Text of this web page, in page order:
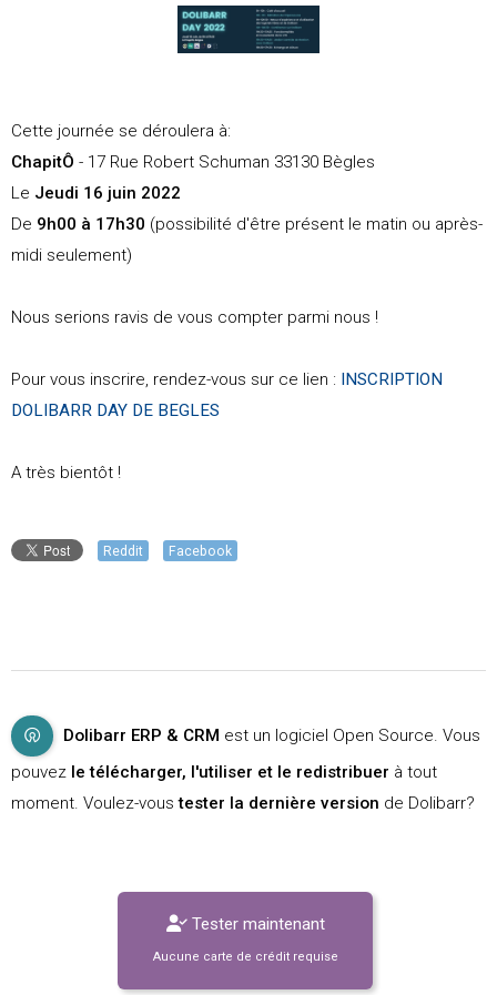
Cette journée se déroulera à:
ChapitÔ - 17 Rue Robert Schuman 33130 Bègles
Le Jeudi 16 juin 2022
De 9h00 à 17h30 (possibilité d'être présent le matin ou après-
midi seulement)
Nous serions ravis de vous compter parmi nous !
Pour vous inscrire, rendez-vous sur ce lien : INSCRIPTION
DOLIBARR DAY DE BEGLES
A très bientôt !
Reddit Facebook
Dolibarr ERP & CRM est un logiciel Open Source. Vous
pouvez le télécharger, l'utiliser et le redistribuer à tout
moment. Voulez-voustester la dernière version de Dolibarr?
Tester maintenant
Aucune carte de crédit requise